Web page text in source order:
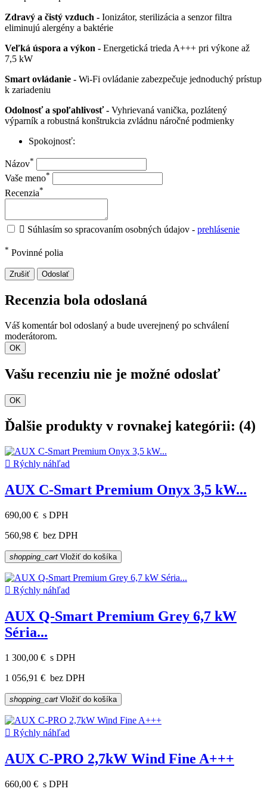
Zdravý a čistý vzduch - Ionizátor, sterilizácia a senzor filtra
eliminujú alergény a baktérie
Veľká úspora a výkon - Energetická trieda A+++ pri výkone až
7,5 kW
Smart ovládanie - Wi-Fi ovládanie zabezpečuje jednoduchý prístup
k zariadeniu
Odolnosť a spoľahlivosť - Vyhrievaná vanička, pozlátený
výparník a robustná konštrukcia zvládnu náročné podmienky
Spokojnosť:
Názov*
Vaše meno*
Recenzia*
 Súhlasím so spracovaním osobných údajov - prehlásenie
* Povinné polia
Zrušiť Odoslať
Recenzia bola odoslaná
Váš komentár bol odoslaný a bude uverejnený po schválení
moderátorom.
OK
Vašu recenziu nie je možné odoslať
OK
Ďalšie produkty v rovnakej kategórii: (4)
 Rýchly náhľad
AUX C-Smart Premium Onyx 3,5 kW...
690,00 € s DPH
560,98 € bez DPH
shopping_cart Vložiť do košíka
 Rýchly náhľad
AUX Q-Smart Premium Grey 6,7 kW
Séria...
1 300,00 € s DPH
1 056,91 € bez DPH
shopping_cart Vložiť do košíka
 Rýchly náhľad
AUX C-PRO 2,7kW Wind Fine A+++
660,00 € s DPH